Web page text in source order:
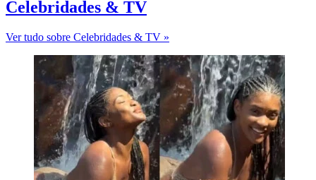
Celebridades & TV
Ver tudo sobre Celebridades & TV »